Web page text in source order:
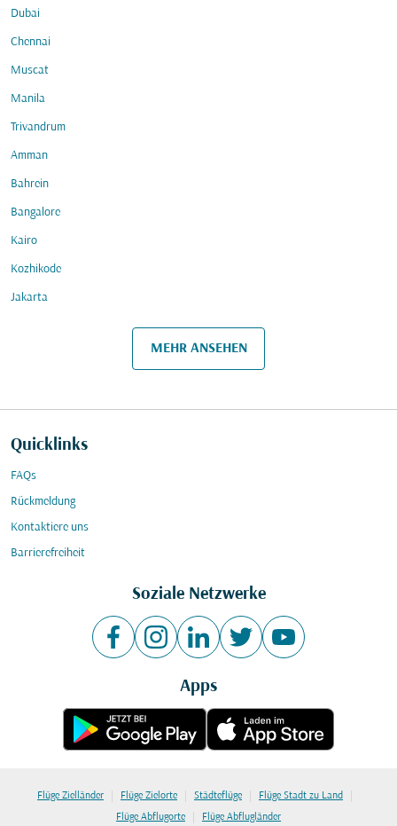
Dubai
Chennai
Muscat
Manila
Trivandrum
Amman
Bahrein
Bangalore
Kairo
Kozhikode
Jakarta
MEHR ANSEHEN
Quicklinks
FAQs
Rückmeldung
Kontaktiere uns
Barrierefreiheit
Soziale Netzwerke
Apps
Flüge Zielländer | Flüge Zielorte | Städteflüge | Flüge Stadt zu Land |
Flüge Abflugorte | Flüge Abflugländer